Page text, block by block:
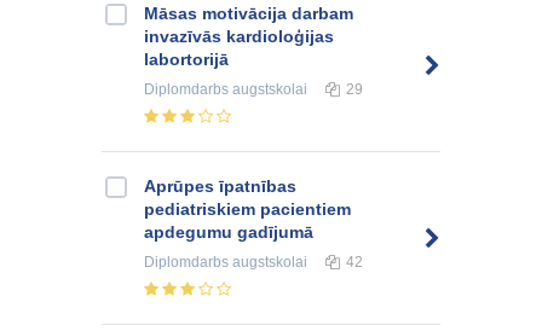
Māsas motivācija darbam
invazīvās kardioloģijas
labortorijā
Diplomdarbs augstskolai 29
Aprūpes īpatnības
pediatriskiem pacientiem
apdegumu gadījumā
Diplomdarbs augstskolai 42